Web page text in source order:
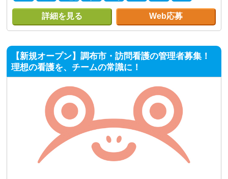
詳細を見る Web応募
【新規オープン】調布市・訪問看護の管理者募集！
理想の看護を、チームの常識に！